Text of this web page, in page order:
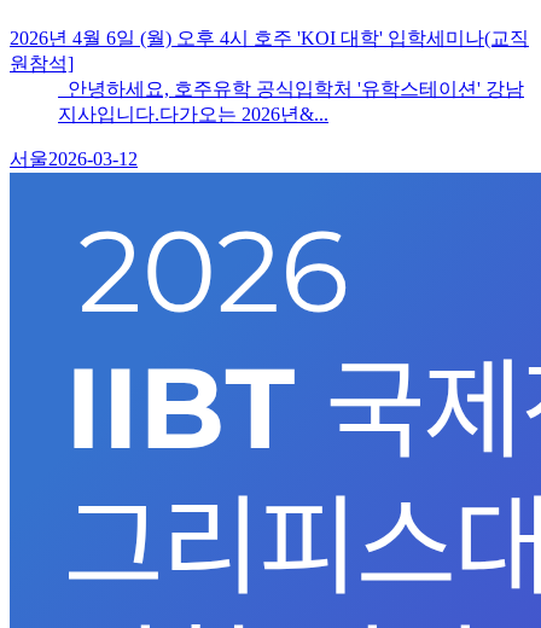
2026년 4월 6일 (월) 오후 4시 호주 'KOI 대학​' 입학세미나(교직
원참석]
안녕하세요, 호주유학 공식입학처 '유학스테이션' 강남
지사입니다.다가오는 2026년&...
서울2026-03-12